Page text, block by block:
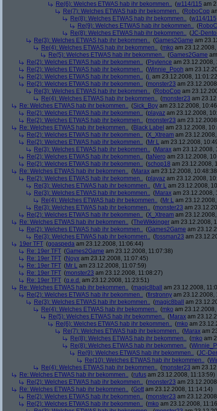
Re(6): Welches ETWAS hab ihr bekommen.. (w114/115 am
Re(7): Welches ETWAS hab ihr bekommen.. (RoboCop
Re(8): Welches ETWAS hab ihr bekommen.. (w114/115
Re(9): Welches ETWAS hab ihr bekommen.. (
Re(8): Welches ETWAS hab ihr bekommen.. (JC-
Re(3): Welches ETWAS hab ihr bekommen.. (Games2Game am
Re(4): Welches ETWAS hab ihr bekommen.. (mko am
Re(5): Welches ETWAS hab ihr bekommen.. (Games2Game
Re(2): Welches ETWAS hab ihr bekommen.. (Psylence am 23.12.2008,
Re(2): Welches ETWAS hab ihr bekommen.. (Winnie_Pooh am
Re(2): Welches ETWAS hab ihr bekommen.. (j. am 23.12.2008,
Re(2): Welches ETWAS hab ihr bekommen.. (monster23 am
Re(3): Welches ETWAS hab ihr bekommen.. (RoboCop am
Re(4): Welches ETWAS hab ihr bekommen.. (monster23 am
Re: Welches ETWAS hab ihr bekommen.. (Sick_Boy am 23.12.2008,
Re(2): Welches ETWAS hab ihr bekommen.. (playaz am 23.12.2008,
Re(2): Welches ETWAS hab ihr bekommen.. (monster23 am
Re: Welches ETWAS hab ihr bekommen.. (Black Label am 23.12.2008,
Re(2): Welches ETWAS hab ihr bekommen.. (X_Xtream am
Re(2): Welches ETWAS hab ihr bekommen.. (Mr L am 23.12.2008,
Re(3): Welches ETWAS hab ihr bekommen.. (Marax am 23.12.2008,
Re(2): Welches ETWAS hab ihr bekommen.. (taNero am 23.12.2008,
Re(2): Welches ETWAS hab ihr bekommen.. (schop18 am 23.12.2008,
Re: Welches ETWAS hab ihr bekommen.. (Marax am 23.12.2008,
Re(2): Welches ETWAS hab ihr bekommen.. (playaz am 23.12.2008,
Re(3): Welches ETWAS hab ihr bekommen.. (Mr L am 23.12.2008,
Re(3): Welches ETWAS hab ihr bekommen.. (Marax am 23.12.2008,
Re(4): Welches ETWAS hab ihr bekommen.. (Mr L am
Re(3): Welches ETWAS hab ihr bekommen.. (monster23 am
Re(2): Welches ETWAS hab ihr bekommen.. (X_Xtream am
Re: Welches ETWAS hab ihr bekommen.. (TheWikkinger am 23.12.2008,
Re(2): Welches ETWAS hab ihr bekommen.. (Games2Game am
Re(3): Welches ETWAS hab ihr bekommen.. (fossman23 am
19er TFT (goaspeda am 23.12.2008, 11:06:44)
Re: 19er TFT (Games2Game am 23.12.2008, 11:07:38)
Re: 19er TFT (Noyx am 23.12.2008, 11:07:45)
Re: 19er TFT (Mr L am 23.12.2008, 11:07:59)
Re: 19er TFT (monster23 am 23.12.2008, 11:08:27)
Re: 19er TFT (q.e.d. am 23.12.2008, 11:23:51)
Re: Welches ETWAS hab ihr bekommen.. (magic8ball
am 23.12.2008,
Re(2): Welches ETWAS hab ihr bekommen.. (firstronny am 23.12.2008,
Re(3): Welches ETWAS hab ihr bekommen.. (magic8ball
am
Re(4): Welches ETWAS hab ihr bekommen.. (mko am
Re(5): Welches ETWAS hab ihr bekommen.. (Marax am
Re(6): Welches ETWAS hab ihr bekommen.. (mko am
Re(7): Welches ETWAS hab ihr bekommen.. (Marax am
Re(8): Welches ETWAS hab ihr bekommen.. (mko am
Re(8): Welches ETWAS hab ihr bekommen.. (
Re(9): Welches ETWAS hab ihr bekommen.. (JC-
Re(10): Welches ETWAS hab ihr bekommen.. (
Re(4): Welches ETWAS hab ihr bekommen.. (monster23 am
Re: Welches ETWAS hab ihr bekommen.. (rufus am 23.12.2008, 11:13:59)
Re(2): Welches ETWAS hab ihr bekommen.. (monster23 am
Re: Welches ETWAS hab ihr bekommen.. (Gott am 23.12.2008, 11:14:14)
Re(2): Welches ETWAS hab ihr bekommen.. (monster23 am
Re(2): Welches ETWAS hab ihr bekommen.. (mko am 23.12.2008,